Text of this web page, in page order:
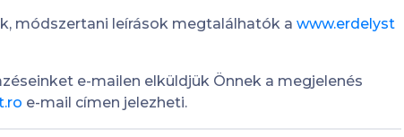
módszertani leírások megtalálhatók a www.erdelyst
e-mailen elküldjük Önnek a megjelenés
e-mail címen jelezheti.